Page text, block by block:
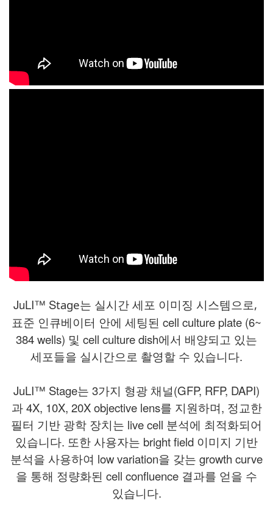
JuLI™ Stage는 실시간 세포 이미징 시스템으로,
표준 인큐베이터 안에 세팅된 cell culture plate (6~
384 wells) 및 cell culture dish에서 배양되고 있는
세포들을 실시간으로 촬영할 수 있습니다.
JuLI™ Stage는 3가지 형광 채널(GFP, RFP, DAPI)
과 4X, 10X, 20X objective lens를 지원하며, 정교한
필터 기반 광학 장치는 live cell 분석에 최적화되어
있습니다. 또한 사용자는 bright field 이미지 기반
분석을 사용하여 low variation을 갖는 growth curve
을 통해 정량화된 cell confluence 결과를 얻을 수
있습니다.